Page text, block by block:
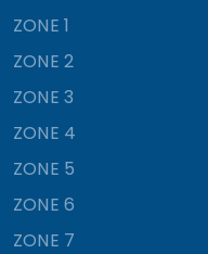
ZONE 1
ZONE 2
ZONE 3
ZONE 4
ZONE 5
ZONE 6
ZONE 7